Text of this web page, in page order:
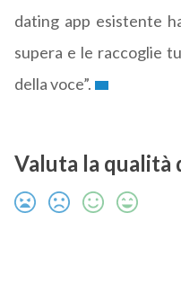
dating app esistente
supera e le raccoglie
della voce”.
Valuta la qualità